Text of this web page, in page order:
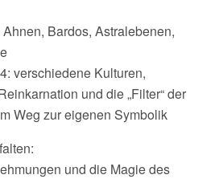
Bardos, Astralebenen,
verschiedene Kulturen,
und die „Filter“ der
Weg zur eigenen Symbolik
und die Magie des